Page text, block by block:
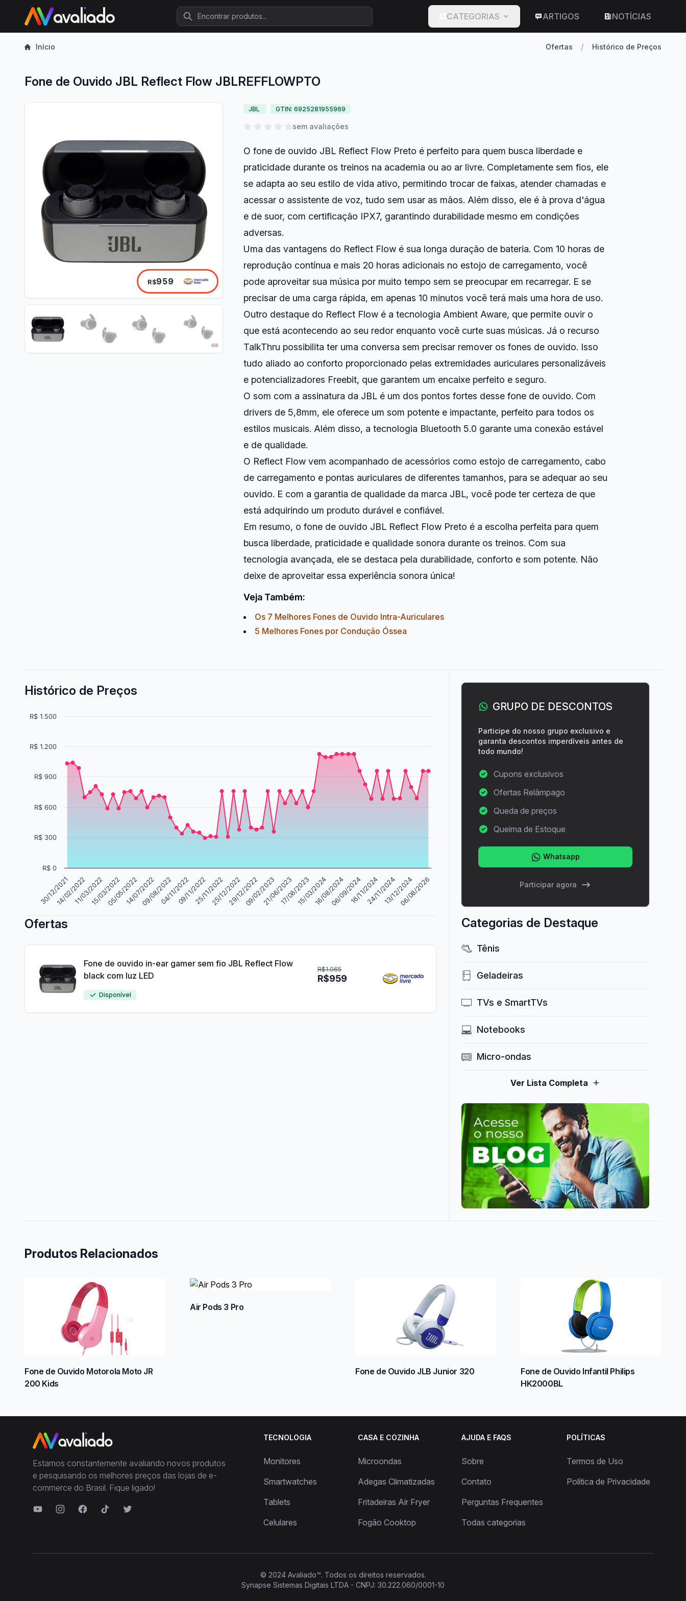
Procurar
CATEGORIAS ARTIGOS NOTÍCIAS
Início Ofertas / Histórico de Preços
Fone de Ouvido JBL Reflect Flow JBLREFFLOWPTO
R$959
JBL GTIN: 6925281955969
sem avaliações
O fone de ouvido JBL Reflect Flow Preto é perfeito para quem busca liberdade e
praticidade durante os treinos na academia ou ao ar livre. Completamente sem fios, ele
se adapta ao seu estilo de vida ativo, permitindo trocar de faixas, atender chamadas e
acessar o assistente de voz, tudo sem usar as mãos. Além disso, ele é à prova d'água
e de suor, com certificação IPX7, garantindo durabilidade mesmo em condições
adversas.
Uma das vantagens do Reflect Flow é sua longa duração de bateria. Com 10 horas de
reprodução contínua e mais 20 horas adicionais no estojo de carregamento, você
pode aproveitar sua música por muito tempo sem se preocupar em recarregar. E se
precisar de uma carga rápida, em apenas 10 minutos você terá mais uma hora de uso.
Outro destaque do Reflect Flow é a tecnologia Ambient Aware, que permite ouvir o
que está acontecendo ao seu redor enquanto você curte suas músicas. Já o recurso
TalkThru possibilita ter uma conversa sem precisar remover os fones de ouvido. Isso
tudo aliado ao conforto proporcionado pelas extremidades auriculares personalizáveis
e potencializadores Freebit, que garantem um encaixe perfeito e seguro.
O som com a assinatura da JBL é um dos pontos fortes desse fone de ouvido. Com
drivers de 5,8mm, ele oferece um som potente e impactante, perfeito para todos os
estilos musicais. Além disso, a tecnologia Bluetooth 5.0 garante uma conexão estável
e de qualidade.
O Reflect Flow vem acompanhado de acessórios como estojo de carregamento, cabo
de carregamento e pontas auriculares de diferentes tamanhos, para se adequar ao seu
ouvido. E com a garantia de qualidade da marca JBL, você pode ter certeza de que
está adquirindo um produto durável e confiável.
Em resumo, o fone de ouvido JBL Reflect Flow Preto é a escolha perfeita para quem
busca liberdade, praticidade e qualidade sonora durante os treinos. Com sua
tecnologia avançada, ele se destaca pela durabilidade, conforto e som potente. Não
deixe de aproveitar essa experiência sonora única!
Veja Também:
Os 7 Melhores Fones de Ouvido Intra-Auriculares
5 Melhores Fones por Condução Óssea
Histórico de Preços
30/12/202114/02/202211/03/202215/03/202205/05/202214/07/202209/08/202204/11/202209/11/202225/11/202225/12/202229/12/202209/02/202321/06/202317/08/202315/03/202416/08/202406/09/202416/11/202424/11/202413/12/202406/08/2026
R$ 0
R$ 300
R$ 600
R$ 900
R$ 1.200
R$ 1.500
Ofertas
R$959
R$1.065
Fone de ouvido in-ear gamer sem fio JBL Reflect Flow
black com luz LED
Disponível
GRUPO DE DESCONTOS
Participe do nosso grupo exclusivo e
garanta descontos imperdíveis antes de
todo mundo!
Cupons exclusivos
Ofertas Relâmpago
Queda de preços
Queima de Estoque
Whatsapp
Participar agora
Categorias de Destaque
Tênis
Geladeiras
TVs e SmartTVs
Notebooks
Micro-ondas
Ver Lista Completa
Produtos Relacionados
Fone de Ouvido Motorola Moto JR
200 Kids
Air Pods 3 Pro
Fone de Ouvido JLB Junior 320
Fone de Ouvido Infantil Philips
HK2000BL
Estamos constantemente avaliando novos produtos
e pesquisando os melhores preços das lojas de e-
commerce do Brasil. Fique ligado!
TECNOLOGIA
Monitores
Smartwatches
Tablets
Celulares
CASA E COZINHA
Microondas
Adegas Climatizadas
Fritadeiras Air Fryer
Fogão Cooktop
AJUDA E FAQS
Sobre
Contato
Perguntas Frequentes
Todas categorias
POLÍTICAS
Termos de Uso
Política de Privacidade
© 2024 Avaliado™. Todos os direitos reservados.
Synapse Sistemas Digitais LTDA - CNPJ: 30.222.060/0001-10